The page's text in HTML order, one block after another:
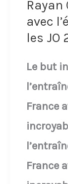
l'équipe
de
avec
les JO
Le but
France
France